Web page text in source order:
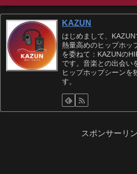
KAZUN
はじめまして、KAZUN
熱量高めのヒップホッ
を委ねて：KAZUNの
です。音楽との出会い
ヒップホップシーンを
す。
スポンサーリ